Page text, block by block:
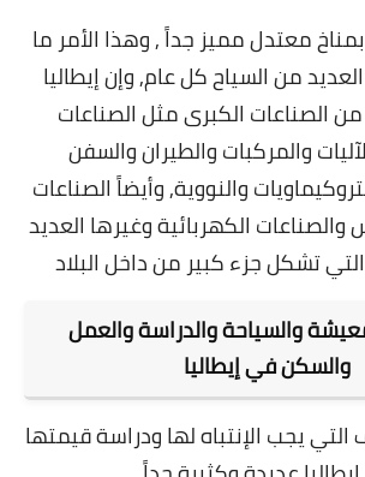
بمناخ معتدل مميز جداً , وهذا الأمر ما
من السياح كل عام, وإن إيطاليا
الصناعات الكبرى مثل الصناعات
والمركبات والطيران والسفن
والنووية,وأيضاً الصناعات
والصناعات الكهربائية وغيرها العديد
تشكل جزء كبير من داخل البلاد
والسياحة والدراسة والعمل
والسكن في إيطاليا
التي يجب الإنتباه لها ودراسة قيمتها